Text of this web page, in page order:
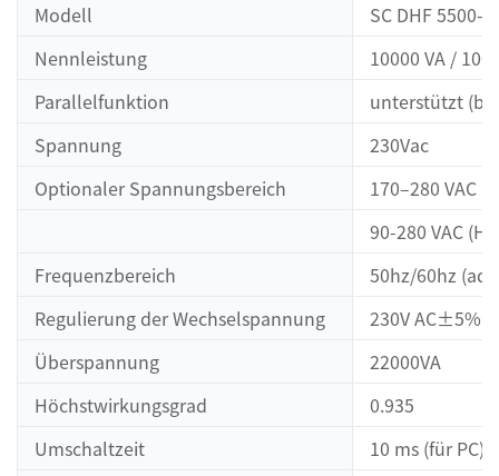
Modell
SC DHF 5500-
Nennleistung
10000 VA /
Parallelfunktion
unterstützt
Spannung
230Vac
Optionaler Spannungsbereich
170–280 VAC
90-280 VAC
Frequenzbereich
50hz/60hz
Regulierung der Wechselspannung
230V AC±5%
Überspannung
22000VA
Höchstwirkungsgrad
0.935
Umschaltzeit
10 ms (für PC)